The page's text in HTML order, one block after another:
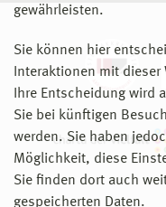
gewährleisten.
Sie können hier
Interaktionen mit
Ihre Entscheidung wird
Sie bei künftigen
werden. Sie haben
Möglichkeit, diese
Sie finden dort auch
gespeicherten Daten.